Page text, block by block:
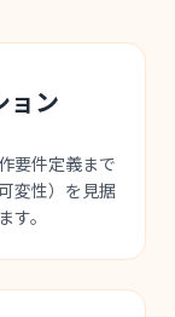
ョン
要件定義まで
変性）を見据
。